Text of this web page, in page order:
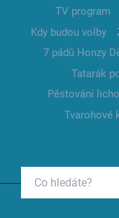
TV program
Kdy budou volby
7 pádů Honzy
Tatarák
Pěstování
Tvarohové